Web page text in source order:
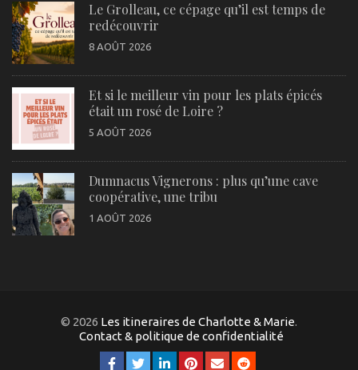
Le Grolleau, ce cépage qu’il est temps de
redécouvrir
8 AOÛT 2026
Et si le meilleur vin pour les plats épicés
était un rosé de Loire ?
5 AOÛT 2026
Dumnacus Vignerons : plus qu’une cave
coopérative, une tribu
1 AOÛT 2026
© 2026 Les itineraires de Charlotte & Marie.
Contact & politique de confidentialité